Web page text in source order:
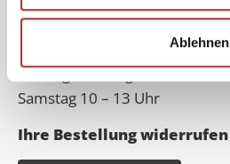
Ablehnen
AGB
Montag – Freitag 9 – 17 Uhr
Samstag 10 – 13 Uhr
Ihre Bestellung widerrufen